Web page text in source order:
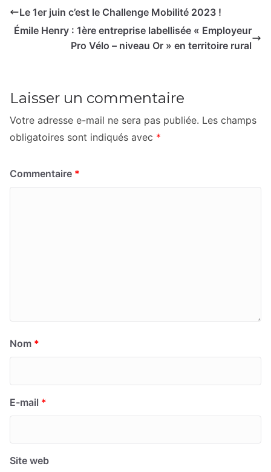
Le 1er juin c’est le Challenge Mobilité 2023 !
Émile Henry : 1ère entreprise labellisée « Employeur
Pro Vélo – niveau Or » en territoire rural
Laisser un commentaire
Votre adresse e-mail ne sera pas publiée. Les champs
obligatoires sont indiqués avec *
Commentaire *
Nom *
E-mail *
Site web